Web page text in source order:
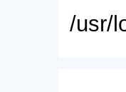
/usr/